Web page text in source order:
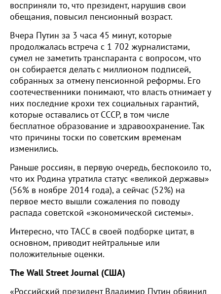
восприняли то, что президент, нарушив свои
обещания, повысил пенсионный возраст.
Вчера Путин за 3 часа 45 минут, которые
продолжалась встреча с 1 702 журналистами,
сумел не заметить транспаранта с вопросом, что
он собирается делать с миллионом подписей,
собранных за отмену пенсионной реформы. Его
соотечественники понимают, что власть отнимает у
них последние крохи тех социальных гарантий,
которые оставались от СССР, в том числе
бесплатное образование и здравоохранение. Так
что причины тоски по советским временам
изменились.
Раньше россиян, в первую очередь, беспокоило то,
что их Родина утратила статус «великой державы»
(56% в ноябре 2014 года), а сейчас (52%) на
первое место вышли сожаления по поводу
распада советской «экономической системы».
Интересно, что ТАСС в своей подборке цитат, в
основном, приводит нейтральные или
положительные оценки.
The Wall Street Journal (США)
«Российский президент Владимир Путин обвинил